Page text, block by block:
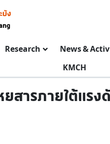
Research News &
KMCH
หยสารภายใต้แ